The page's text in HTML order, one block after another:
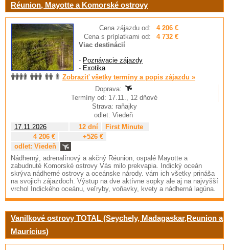
Réunion, Mayotte a Komorské ostrovy
Cena zájazdu od:
4 206 €
Cena s príplatkami od:
4 732 €
Viac destinácií
- Poznávacie zájazdy
- Exotika
Zobraziť všetky termíny a popis zájazdu »
Doprava:
Termíny od: 17.11., 12 dňové
Strava: raňajky
odlet: Viedeň
17.11.2026
12 dní
First Minute
4 206 €
+526 €
odlet: Viedeň
Nádherný, adrenalínový a akčný Réunion, ospalé Mayotte a
zabudnuté Komorské ostrovy Vás milo prekvapia. Indický oceán
skrýva nádherné ostrovy a oceánske národy. vám ich všetky prináša
na svojich zájazdoch. Výstup na dve aktívne sopky ale aj na najvyšší
vrchol Indického oceánu, veľryby, voňavky, kvety a nádherná lagúna.
Vanilkové ostrovy TOTAL (Seychely, Madagaskar,Reunion a
Maurícius)